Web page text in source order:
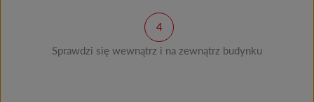
Sprawdzi się wewnątrz i na zewnątrz budynku